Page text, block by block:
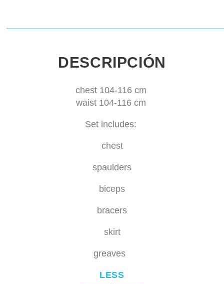
DESCRIPCIÓN
chest 104-116 cm
waist 104-116 cm
Set includes:
chest
spaulders
biceps
bracers
skirt
greaves
LESS